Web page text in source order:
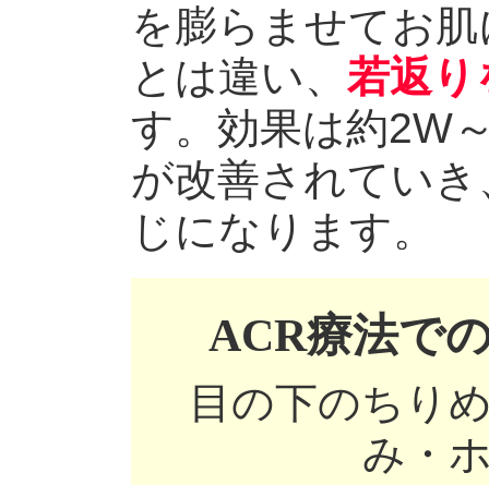
を膨らませてお
とは違い、 若返り
す。効果は約2W
が改善されてい
じになります。
ACR療法で
目の下のちり
み・